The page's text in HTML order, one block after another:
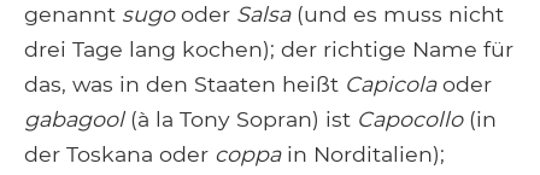
genannt sugooder Salsa(und es muss nicht
drei Tage lang kochen); der richtige Name für
das, was in den Staaten heißt Capicolaoder
gabagool(à la Tony Sopran) ist Capocollo(in
der Toskana oder coppain Norditalien);